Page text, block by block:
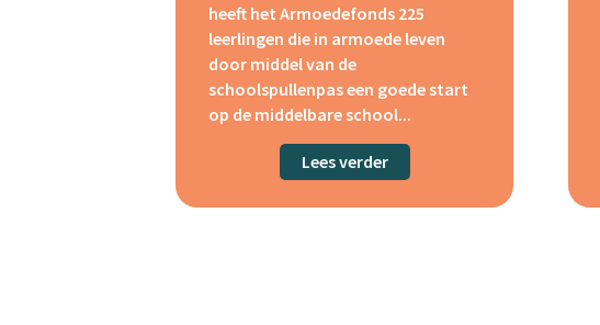
heeft het Armoedefonds 225
leerlingen die in armoede leven
door middel van de
schoolspullenpas een goede start
op de middelbare school...
Lees verderabout Armoedefonds